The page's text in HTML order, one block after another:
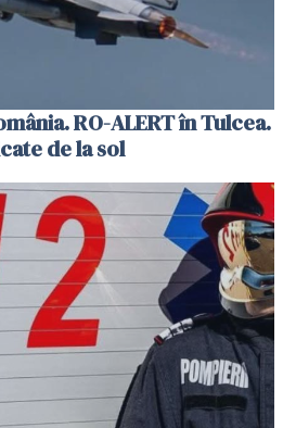
RO-ALERT în Tulcea.
de la sol